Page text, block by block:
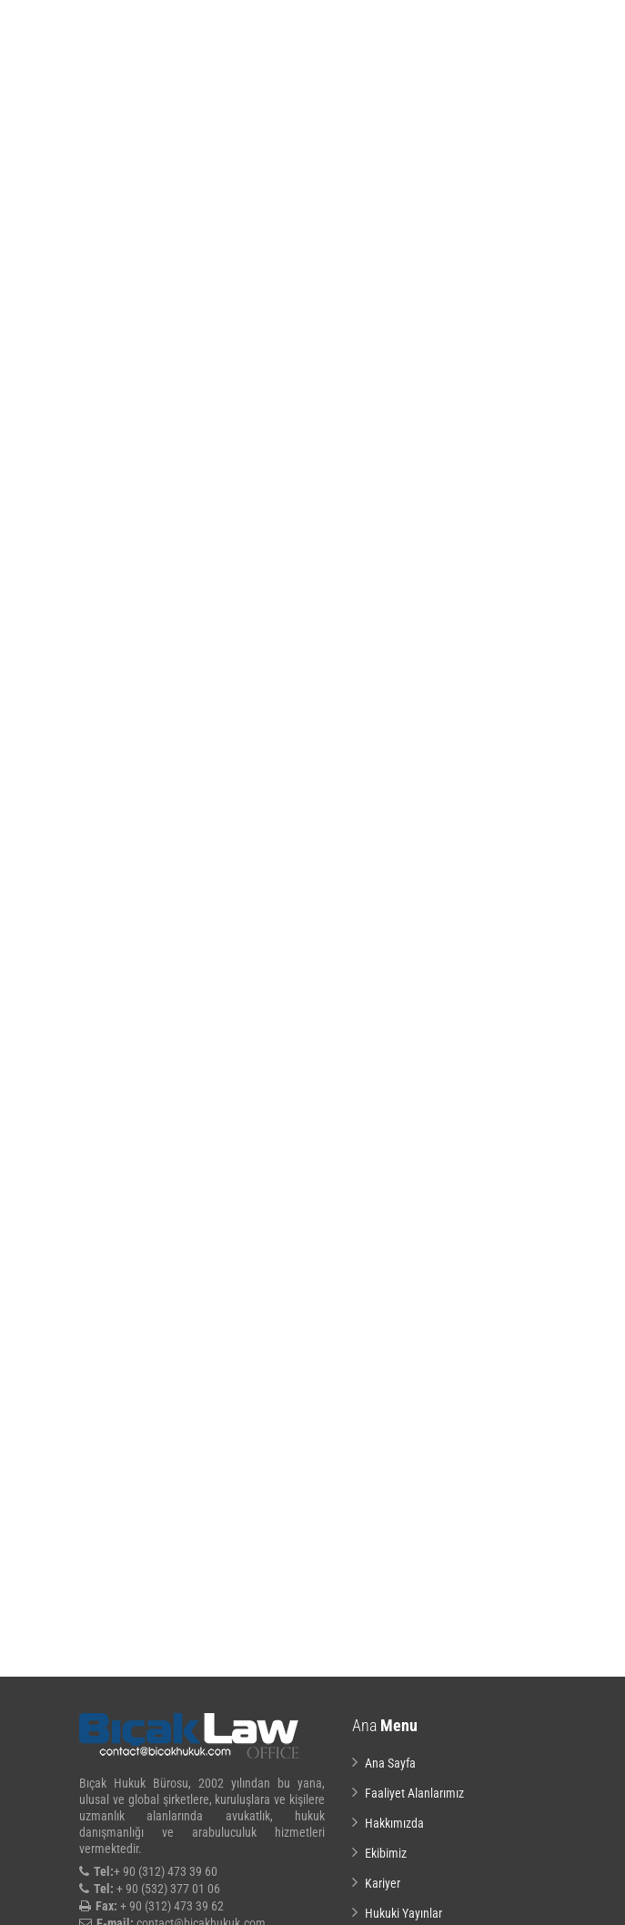
Bıçak Hukuk Bürosu, 2002 yılından bu yana,
ulusal ve global şirketlere, kuruluşlara ve kişilere
uzmanlık alanlarında avukatlık, hukuk
danışmanlığı ve arabuluculuk hizmetleri
vermektedir.
Tel:+ 90 (312) 473 39 60
Tel: + 90 (532) 377 01 06
Fax: + 90 (312) 473 39 62
Ana Menu
Ana Sayfa
Faaliyet Alanlarımız
Hakkımızda
Ekibimiz
Kariyer
Hukuki Yayınlar